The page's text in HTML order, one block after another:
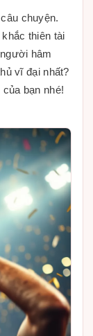
chuyện.
thiên tài
hâm
vĩ đại nhất?
bạn nhé!